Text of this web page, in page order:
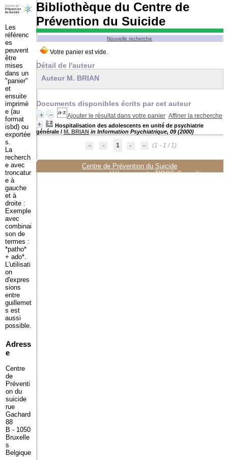
Bibliothèque du Centre de
Prévention du Suicide
Nouvelle recherche
Détail de l'auteur
Auteur M. BRIAN
Documents disponibles écrits par cet auteur
Ajouter le résultat dans votre panier Affiner la recherche
Hospitalisation des adolescents en unité de psychiatrie
générale/ M. BRIAN in Information Psychiatrique, 09 (2000)
1 (1 - 1 / 1)
Centre de Prévention du Suicide
Hébergement :TIPOS Consulting
Les
référenc
es
peuvent
être
mises
dans un
"panier"
et
ensuite
imprimé
e (au
format
isbd) ou
exportée
s.
La
recherch
e avec
troncatur
e à
gauche
et à
droite :
Exemple
avec
combinai
son de
termes :
*patho*
+ ado*.
L'utilisati
on
d'expres
sions
entre
guillemet
s est
aussi
possible.
Adress
e
Centre
de
Préventi
on du
suicide
rue
Gachard
88
B - 1050
Bruxelle
s
Belgique